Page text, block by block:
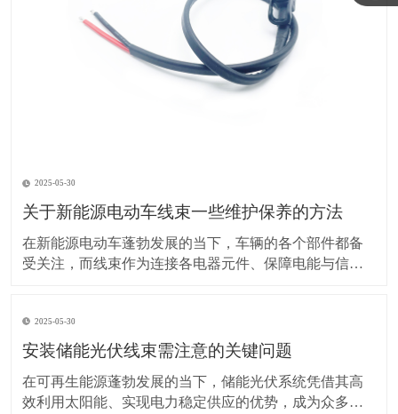
2025-05-30
关于新能源电动车线束一些维护保养的方法
在新能源电动车蓬勃发展的当下，车辆的各个部件都备
受关注，而线束作为连接各电器元件、保障电能与信号
让车辆运行更稳定、安全，还能延长其使用寿命。 日常
驾驶习惯对线束的影响不容小觑。平稳驾驶是维护线束
2025-05-30
安装储能光伏线束需注意的关键问题
在可再生能源蓬勃发展的当下，储能光伏系统凭借其高
效利用太阳能、实现电力稳定供应的优势，成为众多领